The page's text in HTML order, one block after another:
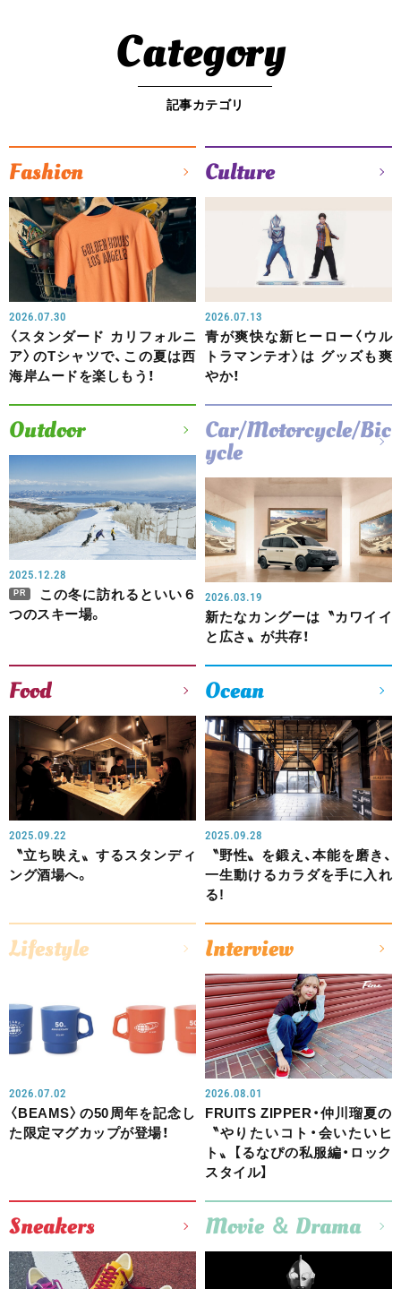
Category
記事カテゴリ
Fashion
2026.07.30
〈スタンダード カリフォルニ
ア〉のTシャツで、この夏は西
海岸ムードを楽しもう！
Culture
2026.07.13
青が爽快な新ヒーロー〈ウル
トラマンテオ〉は グッズも爽
やか！
Outdoor
2025.12.28
PR
この冬に訪れるといい６
つのスキー場。
Car/Motorcycle/Bic
ycle
2026.03.19
新たなカングーは〝カワイイ
と広さ〟が共存！
Food
2025.09.22
〝立ち映え〟するスタンディ
ング酒場へ。
Ocean
2025.09.28
〝野性〟を鍛え、本能を磨き、
一生動けるカラダを手に入れ
る!
Lifestyle
2026.07.02
〈BEAMS〉の50周年を記念し
た限定マグカップが登場！
Interview
2026.08.01
FRUITS ZIPPER・仲川瑠夏の
〝やりたいコト・会いたいヒ
ト〟【るなぴの私服編・ロック
スタイル】
Sneakers Movie ＆ Drama